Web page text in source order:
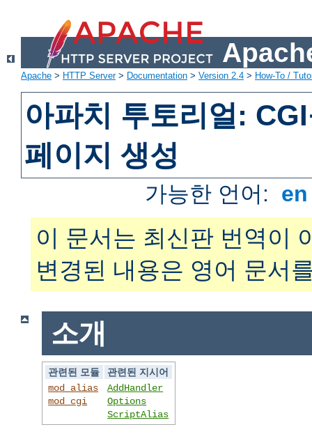
Apache > HTTP Server> Documentation > Version 2.4 > How-To /
아파치 투토리얼:
페이지 생성
가능한 언어:
이 문서는 최신판 번역이
변경된 내용은 영어 문서
소개
관련된 모듈
관련된 지시어
mod_alias
mod_cgi
AddHandler
Options
ScriptAlias